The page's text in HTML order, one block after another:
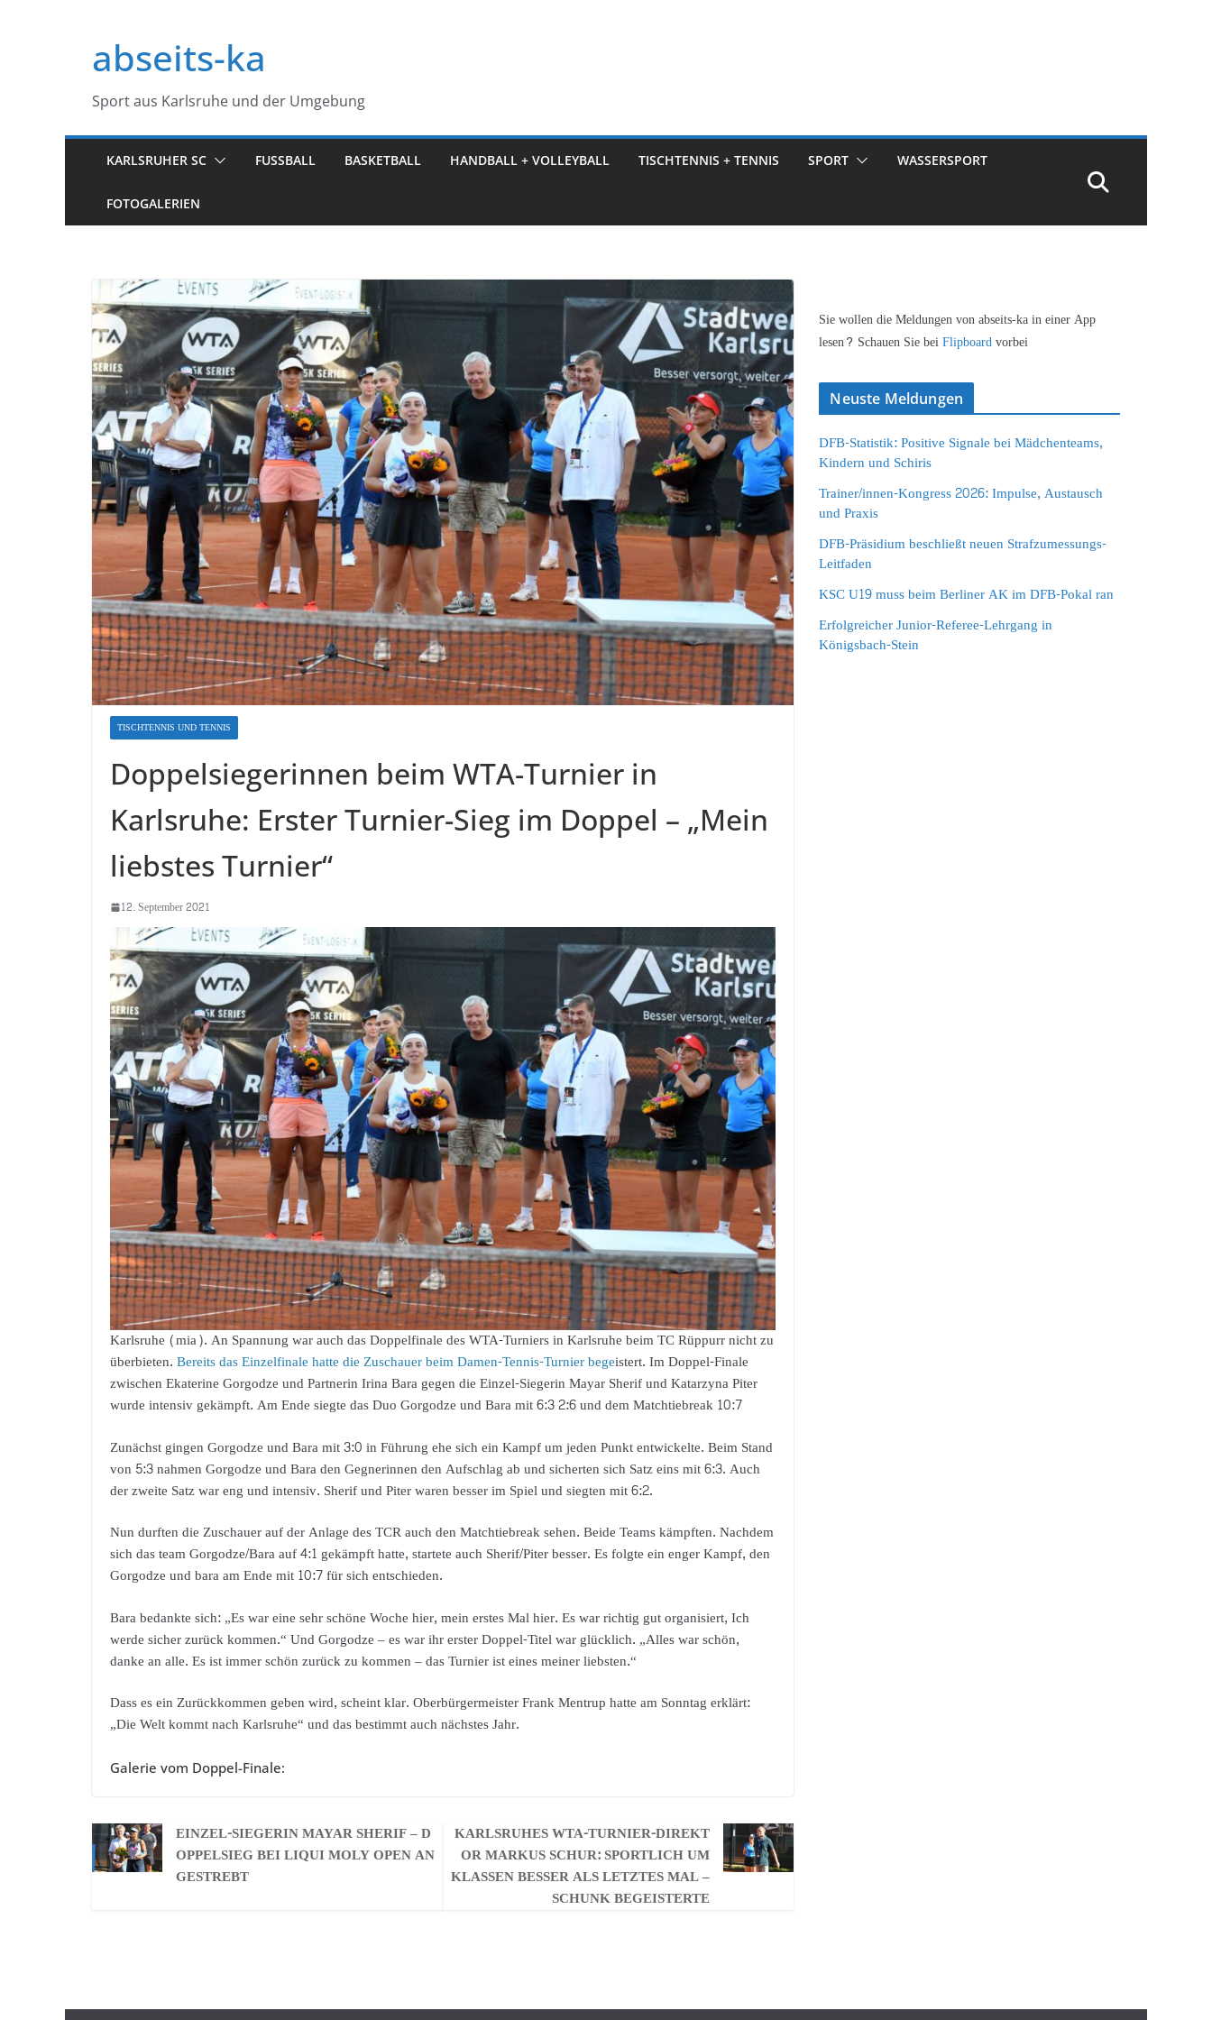
springenabseits-ka
Sport aus Karlsruhe und der Umgebung
KARLSRUHER SC FUSSBALL BASKETBALL HANDBALL + VOLLEYBALL TISCHTENNIS + TENNIS SPORT WASSERSPORT
FOTOGALERIEN
TISCHTENNIS UND TENNIS
Doppelsiegerinnen beim WTA-Turnier in
Karlsruhe: Erster Turnier-Sieg im Doppel – „Mein
liebstes Turnier“
12. September 2021
Karlsruhe (mia). An Spannung war auch das Doppelfinale des WTA-Turniers in Karlsruhe beim TC Rüppurr nicht zu
überbieten.Bereits das Einzelfinale hatte die Zuschauer beim Damen-Tennis-Turnier begeistert. Im Doppel-Finale
zwischen Ekaterine Gorgodze und Partnerin Irina Bara gegen die Einzel-Siegerin Mayar Sherif und Katarzyna Piter
wurde intensiv gekämpft. Am Ende siegte das Duo Gorgodze und Bara mit 6:3 2:6 und dem Matchtiebreak 10:7
Zunächst gingen Gorgodze und Bara mit 3:0 in Führung ehe sich ein Kampf um jeden Punkt entwickelte. Beim Stand
von 5:3 nahmen Gorgodze und Bara den Gegnerinnen den Aufschlag ab und sicherten sich Satz eins mit 6:3. Auch
der zweite Satz war eng und intensiv. Sherif und Piter waren besser im Spiel und siegten mit 6:2.
Nun durften die Zuschauer auf der Anlage des TCR auch den Matchtiebreak sehen. Beide Teams kämpften. Nachdem
sich das team Gorgodze/Bara auf 4:1 gekämpft hatte, startete auch Sherif/Piter besser. Es folgte ein enger Kampf, den
Gorgodze und bara am Ende mit 10:7 für sich entschieden.
Bara bedankte sich: „Es war eine sehr schöne Woche hier, mein erstes Mal hier. Es war richtig gut organisiert, Ich
werde sicher zurück kommen.“ Und Gorgodze – es war ihr erster Doppel-Titel war glücklich. „Alles war schön,
danke an alle. Es ist immer schön zurück zu kommen – das Turnier ist eines meiner liebsten.“
Dass es ein Zurückkommen geben wird, scheint klar. Oberbürgermeister Frank Mentrup hatte am Sonntag erklärt:
„Die Welt kommt nach Karlsruhe“ und das bestimmt auch nächstes Jahr.
Galerie vom Doppel-Finale:
EINZEL-SIEGERIN MAYAR SHERIF – D
OPPELSIEG BEI LIQUI MOLY OPEN AN
GESTREBT
KARLSRUHES WTA-TURNIER-DIREKT
OR MARKUS SCHUR: SPORTLICH UM
KLASSEN BESSER ALS LETZTES MAL –
SCHUNK BEGEISTERTE
Sie wollen die Meldungen von abseits-ka in einer App
lesen? Schauen Sie beiFlipboardvorbei
Neuste Meldungen
DFB-Statistik: Positive Signale bei Mädchenteams,
Kindern und Schiris
Trainer/innen-Kongress 2026: Impulse, Austausch
und Praxis
DFB-Präsidium beschließt neuen Strafzumessungs-
Leitfaden
KSC U19 muss beim Berliner AK im DFB-Pokal ran
Erfolgreicher Junior-Referee-Lehrgang in
Königsbach-Stein